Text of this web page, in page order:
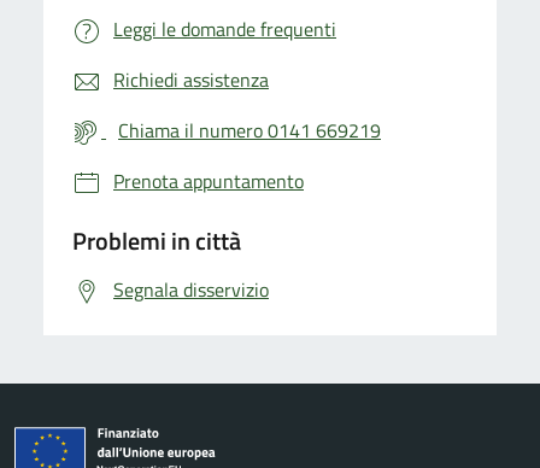
Leggi le domande frequenti
Richiedi assistenza
Chiama il numero 0141 669219
Prenota appuntamento
Problemi in città
Segnala disservizio